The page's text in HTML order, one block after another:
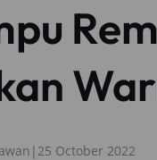
| 25 October 2022